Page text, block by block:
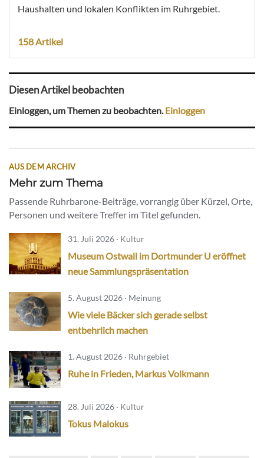
Haushalten und lokalen Konflikten im Ruhrgebiet.
158 Artikel
Diesen Artikel beobachten
Einloggen, um Themen zu beobachten.Einloggen
AUS DEM ARCHIV
Mehr zum Thema
Passende Ruhrbarone-Beiträge, vorrangig über Kürzel, Orte,
Personen und weitere Treffer im Titel gefunden.
31. Juli 2026 · Kultur
Museum Ostwall im Dortmunder U eröffnet
neue Sammlungspräsentation
5. August 2026 · Meinung
Wie viele Bäcker sich gerade selbst
entbehrlich machen
1. August 2026 · Ruhrgebiet
Ruhe in Frieden, Markus Volkmann
28. Juli 2026 · Kultur
Tokus Malokus